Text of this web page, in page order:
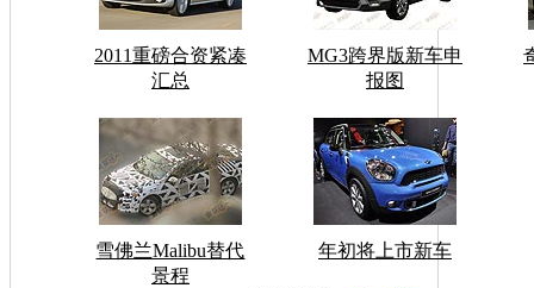
2011重磅合资紧凑
汇总
MG3跨界版新车申
报图
雪佛兰Malibu替代
景程
年初将上市新车